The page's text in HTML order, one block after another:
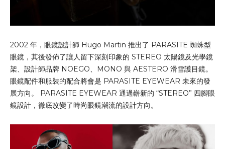
2002 年，眼鏡設計師 Hugo Martin 推出了 PARASITE 蜘蛛型
眼鏡，其後發佈了讓人留下深刻印象的 STEREO 太陽鏡及光學鏡
架、設計師品牌 NOEGO、MONO 與 AESTERO 滑雪護目鏡。
眼鏡配件和服裝的配合將會是 PARASITE EYEWEAR 未來的發
展方向。 PARASITE EYEWEAR 通過嶄新的 “STEREO” 四腳眼
鏡設計，徹底改變了時尚眼鏡潮流的設計方向。